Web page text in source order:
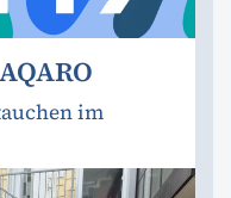
im